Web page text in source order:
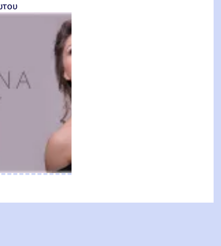
Φακιολάς, Ομότιμος Καθηγητής ΕΜΠ